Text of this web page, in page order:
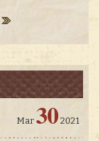
Mar 30 2021